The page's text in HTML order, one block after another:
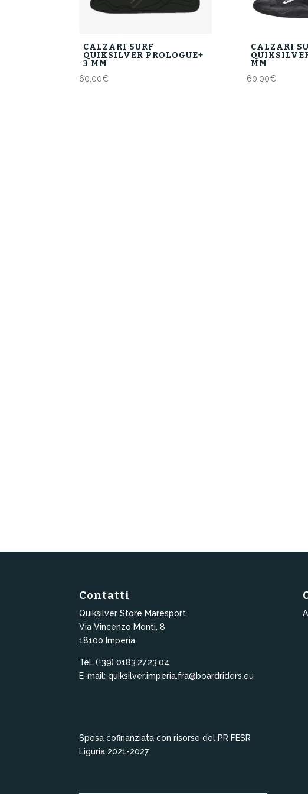
CALZARI SURF
QUIKSILVER PROLOGUE+
3 MM
60,00€
CALZARI
MM
60,00€
Contatti
Quiksilver Store Maresport
Via Vincenzo Monti, 8
18100 Imperia
Tel. (+39) 0183.27.23.04
E-mail: quiksilver.imperia.fra@boardriders.eu
Spesa cofinanziata con risorse del PR FESR
Liguria 2021-2027